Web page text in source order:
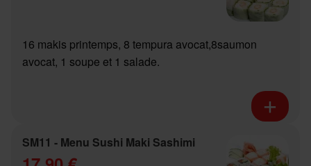
16 makis printemps, 8 tempura avocat,8saumon
avocat, 1 soupe et 1 salade.
SM11 - Menu Sushi Maki Sashimi